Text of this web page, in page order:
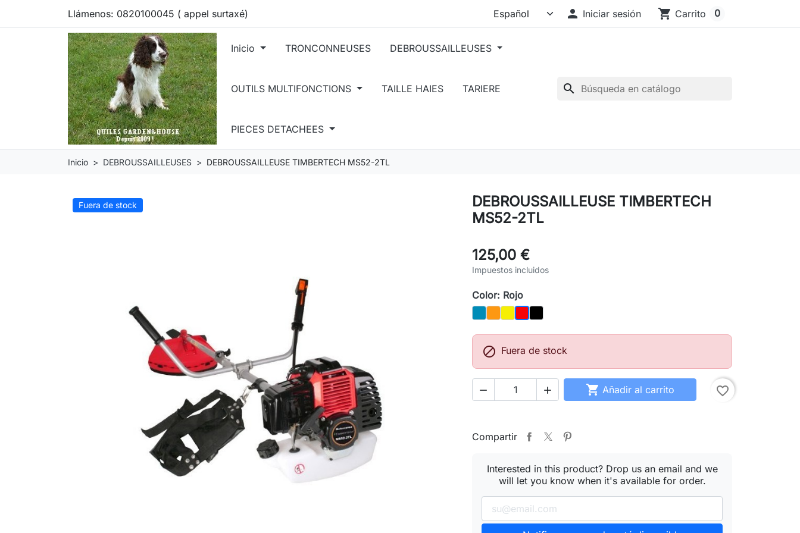
Llámenos: 0820100045 ( appel surtaxé)  Iniciar sesión shopping_cart Carrito 0
search
Inicio TRONCONNEUSES DEBROUSSAILLEUSES
OUTILS MULTIFONCTIONS TAILLE HAIES TARIERE
PIECES DETACHEES
Inicio DEBROUSSAILLEUSES DEBROUSSAILLEUSE TIMBERTECH MS52-2TL
Fuera de stock
DEBROUSSAILLEUSE TIMBERTECH
MS52-2TL
125,00 €
Impuestos incluidos
Color: Rojo
AzulNaranja
Amarillo
RojoNegro
 Fuera de stock
   Añadir al carrito favorite_border
Compartir
Interested in this product? Drop us an email and we
will let you know when it's available for order.